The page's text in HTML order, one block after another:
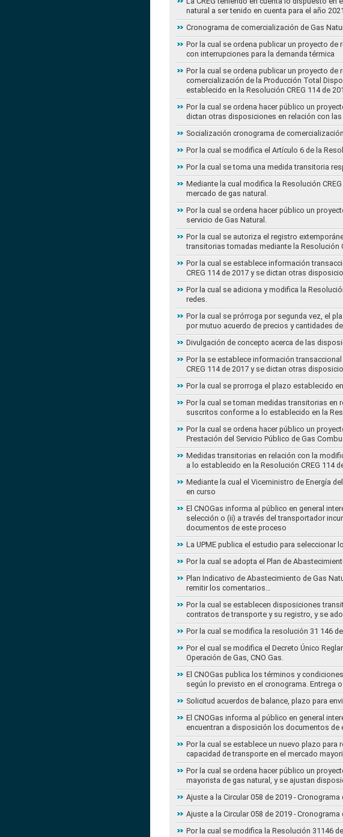
natural a ser tenido en cuenta para el año
Cronograma de comercialización de Gas
Por la cual se ordena publicar un proyecto
con interrupciones para la demanda térmica
Por la cual se ordena publicar un proyecto
comercialización de la Producción Total
establecido en la Resolución CREG 114 de
Por la cual se ordena hacer público un
dictan otras disposiciones en relación con
Socialización cronograma de
Por la cual se modifica el Artículo 6 de la
Por la cual se toma una medida transitoria
Mediante la cual modifica la Resolución
mercado de gas natural.
Por la cual se ordena hacer público un
servicio de Gas Natural.
Por la cual se autoriza el registro
transitorias tomadas mediante la Resolución
Por la cual se establece información
CREG 114 de 2017 y se dictan otras
Por la cual se adiciona y modifica la
redes.
Por la cual se prórroga por segunda vez, el
por mutuo acuerdo de precios y cantidades
Divulgación de concepto acerca de las
Por la se establece información
CREG 114 de 2017 y se dictan otras
Por la cual se prorroga el plazo establecido
Por la cual se toman medidas transitorias en
suscritos conforme a lo establecido en la
Por la cual se ordena hacer público un
Prestación del Servicio Público de Gas
Medidas transitorias en relación con la
a lo establecido en la Resolución CREG 114
Mediante la cual el Viceministro de Energía
en curso
El CNOGas informa al público en general
selección o (ii) a través del transportador
documentos de este proceso
La UPME publica el estudio para seleccionar
Por la cual se adopta el Plan de
Plan Indicativo de Abastecimiento de Gas
remitir los comentarios…
Por la cual se establecen disposiciones
contratos de transporte y su registro, y se
Por la cual se modifica la resolución 31 146
Por el cual se modifica el Decreto Único
Operación de Gas, CNO Gas.
El CNOGas publica los términos y
según lo previsto en el cronograma. Entrega
Solicitud acuerdos de balance, plazo para
El CNOGas informa al público en general
encuentran a disposición los documentos de
Por la cual se establece un nuevo plazo para
capacidad de transporte en el mercado
Por la cual se ordena hacer público un
mayorista de gas natural, y se ajustan
Ajuste a la Circular 058 de 2019 -
Ajuste a la Circular 058 de 2019 -
Por la cual se modifica la Resolución 31146